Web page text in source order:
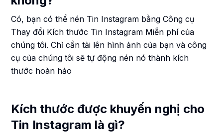
Có, bạn có thể nén Tin Instagram bằng Công cụ
Thay đổi Kích thước Tin Instagram Miễn phí của
chúng tôi. Chỉ cần tải lên hình ảnh của bạn và công
cụ của chúng tôi sẽ tự động nén nó thành kích
thước hoàn hảo
Kích thước được khuyến nghị cho
Tin Instagram là gì?